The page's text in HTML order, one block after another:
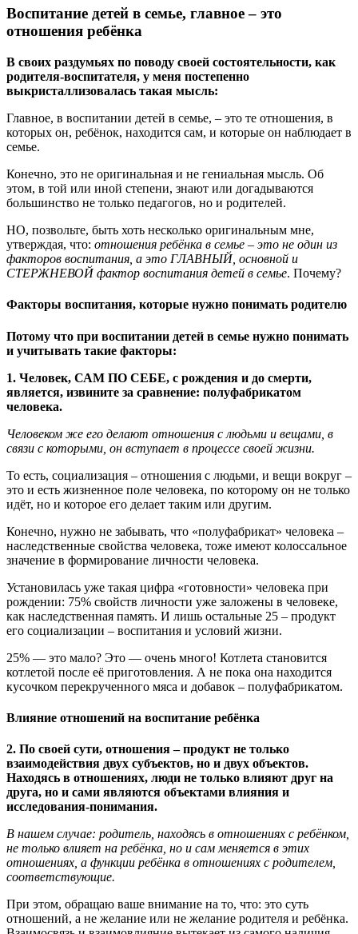
Воспитание детей в семье, главное – это
отношения ребёнка
В своих раздумьях по поводу своей состоятельности, как
родителя-воспитателя, у меня постепенно
выкристаллизовалась такая мысль:
Главное, в воспитании детей в семье, – это те отношения, в
которых он, ребёнок, находится сам, и которые он наблюдает в
семье.
Конечно, это не оригинальная и не гениальная мысль. Об
этом, в той или иной степени, знают или догадываются
большинство не только педагогов, но и родителей.
НО, позвольте, быть хоть несколько оригинальным мне,
утверждая, что: отношения ребёнка в семье – это не один из
факторов воспитания, а это ГЛАВНЫЙ, основной и
СТЕРЖНЕВОЙ фактор воспитания детей в семье. Почему?
Факторы воспитания, которые нужно понимать родителю
Потому что при воспитании детей в семье нужно понимать
и учитывать такие факторы:
1. Человек, САМ ПО СЕБЕ, с рождения и до смерти,
является, извините за сравнение: полуфабрикатом
человека.
Человеком же его делают отношения с людьми и вещами, в
связи с которыми, он вступает в процессе своей жизни.
То есть, социализация – отношения с людьми, и вещи вокруг –
это и есть жизненное поле человека, по которому он не только
идёт, но и которое его делает таким или другим.
Конечно, нужно не забывать, что «полуфабрикат» человека –
наследственные свойства человека, тоже имеют колоссальное
значение в формирование личности человека.
Установилась уже такая цифра «готовности» человека при
рождении: 75% свойств личности уже заложены в человеке,
как наследственная память. И лишь остальные 25 – продукт
его социализации – воспитания и условий жизни.
25% — это мало? Это — очень много! Котлета становится
котлетой после её приготовления. А не пока она находится
кусочком перекрученного мяса и добавок – полуфабрикатом.
Влияние отношений на воспитание ребёнка
2. По своей сути, отношения – продукт не только
взаимодействия двух субъектов, но и двух объектов.
Находясь в отношениях, люди не только влияют друг на
друга, но и сами являются объектами влияния и
исследования-понимания.
В нашем случае: родитель, находясь в отношениях с ребёнком,
не только влияет на ребёнка, но и сам меняется в этих
отношениях, а функции ребёнка в отношениях с родителем,
соответствующие.
При этом, обращаю ваше внимание на то, что: это суть
отношений, а не желание или не желание родителя и ребёнка.